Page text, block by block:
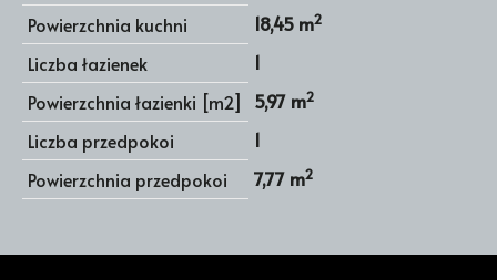
Powierzchnia kuchni
18,45 m2
Liczba łazienek
1
Powierzchnia łazienki [m2]
5,97 m2
Liczba przedpokoi
1
Powierzchnia przedpokoi
7,77 m2